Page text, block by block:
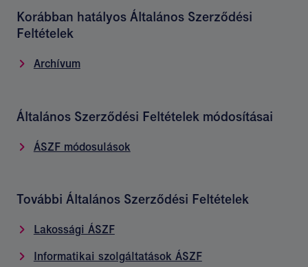
Korábban hatályos Általános Szerződési
Feltételek
Archívum
Általános Szerződési Feltételek módosításai
ÁSZF módosulások
További Általános Szerződési Feltételek
Lakossági ÁSZF
Informatikai szolgáltatások ÁSZF